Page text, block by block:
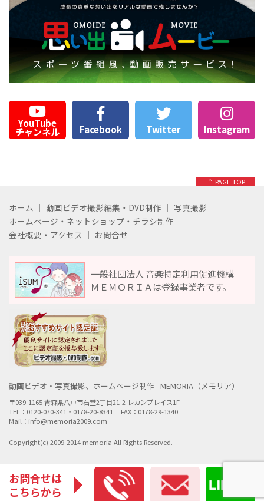
YouTube
チャンネル Facebook Twitter Instagram
↑ PAGE TOP
ホーム 動画ビデオ撮影編集・DVD制作
写真撮影
ホームページ・ネットショップ・チラシ制作
会社概要・アクセス
お問合せ
動画ビデオ・写真撮影、ホームページ制作 MEMORIA（メモリア）
〒039-1165 青森県八戸市石堂2丁目21-2 レカンプレイス1F
TEL：0120-070-341・0178-20-8341
FAX：0178-29-1340
Mail：info@memoria2009.com
一般社団法人 音楽特定利用促進機構
ＭＥＭＯＲＩＡは登録事業者です。
Copyright(c) 2009-2014 memoria All Rights Reserved.
お問合せは
こちらから